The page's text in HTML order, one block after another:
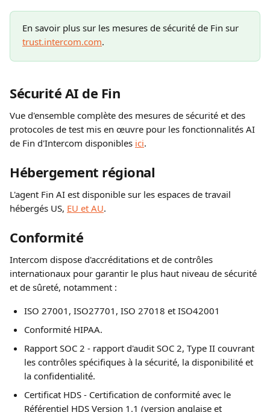
En savoir plus sur les mesures de sécurité de Fin sur
trust.intercom.com.
Sécurité AI de Fin
Vue d'ensemble complète des mesures de sécurité et des
protocoles de test mis en œuvre pour les fonctionnalités AI
de Fin d'Intercom disponibles ici.
Hébergement régional
L'agent Fin AI est disponible sur les espaces de travail
hébergés US, EU et AU.
Conformité
Intercom dispose d'accréditations et de contrôles
internationaux pour garantir le plus haut niveau de sécurité
et de sûreté, notamment :
ISO 27001, ISO27701, ISO 27018 et ISO42001
Conformité HIPAA.
Rapport SOC 2 - rapport d'audit SOC 2, Type II couvrant
les contrôles spécifiques à la sécurité, la disponibilité et
la confidentialité.
Certificat HDS - Certification de conformité avec le
Référentiel HDS Version 1.1 (version anglaise et